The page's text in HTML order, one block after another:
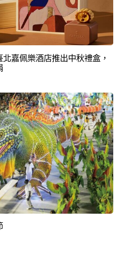
嘉佩樂酒店推出中秋禮盒，